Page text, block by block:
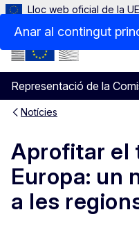
Anar al contingut
Lloc web oficial de la UE
Representació de la
Menu
Notícies
Aprofitar el
Europa: un
a les